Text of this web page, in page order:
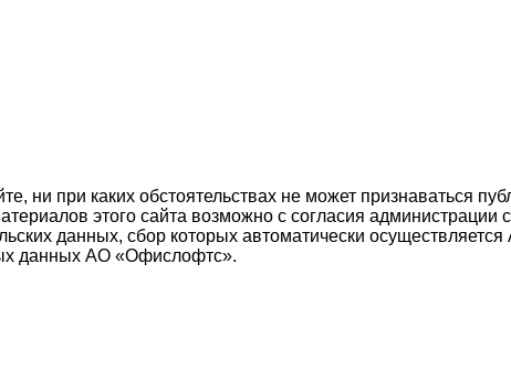
при каких обстоятельствах не может признаваться
этого сайта возможно с согласия администрации
данных, сбор которых автоматически
данных АО «Офислофтс».